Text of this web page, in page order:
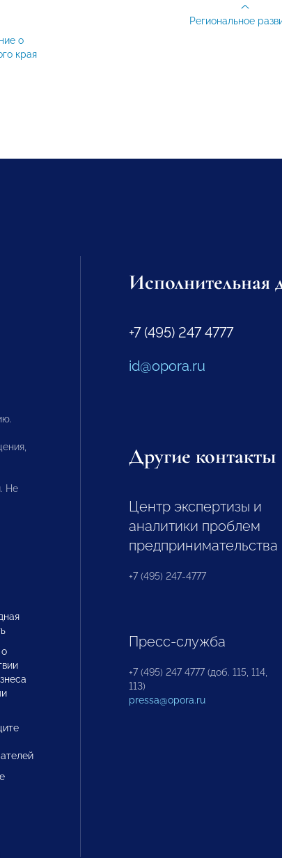
о
края
Региональное
Не
Исполнительная
+7 (495) 247 4777
id@opora.ru
Другие контакты
Центр экспертизы и
аналитики проблем
предпринимательства
+7 (495) 247-4777
Пресс-служба
+7 (495) 247 4777 (доб. 115, 114,
113)
pressa@opora.ru